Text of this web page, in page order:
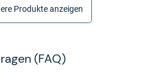
Produkte anzeigen
(FAQ)